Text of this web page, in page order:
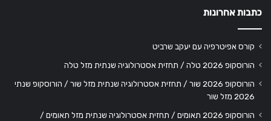
כתבות אחרונות
קורס אפיטרפיה עם יעקב שרביט
הורוסקופ 2026 טלה / תחזית אסטרולוגיה שנתית מזל טלה
הורוסקופ 2026 שור / תחזית אסטרולוגיה שנתית מזל שור / הורוסקופ שנתי
2026 מזל שור
הורוסקופ 2026 תאומים / תחזית אסטרולוגיה שנתית מזל תאומים /